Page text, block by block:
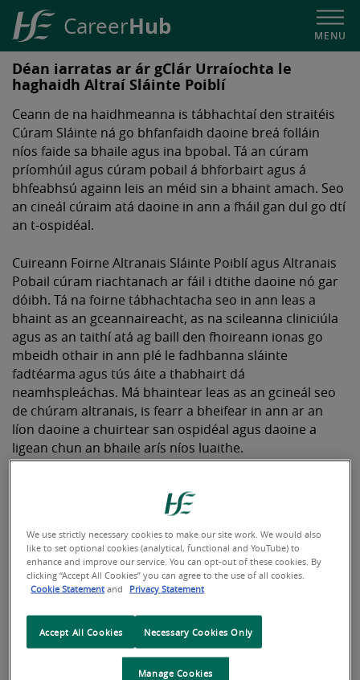
HSE
Career
CareerHub MENU
Déan iarratas ar ár gClár Urraíochta le
haghaidh Altraí Sláinte Poiblí
Ceann de na haidhmeanna is tábhachtaí den straitéis
Cúram Sláinte ná go bhfanfaidh daoine breá folláin
níos faide sa bhaile agus ina bpobal. Tá an cúram
príomhúil agus cúram pobail á bhforbairt agus á
bhfeabhsú againn leis an méid sin a bhaint amach. Seo
an cineál cúraim atá daoine in ann a fháil gan dul go dtí
an t-ospidéal.
Cuireann Foirne Altranais Sláinte Poiblí agus Altranais
Pobail cúram riachtanach ar fáil i dtithe daoine nó gar
dóibh. Tá na foirne tábhachtacha seo in ann leas a
bhaint as an gceannaireacht, as na scileanna cliniciúla
agus as an taithí atá ag baill den fhoireann ionas go
mbeidh othair in ann plé le fadhbanna sláinte
fadtéarma agus tús áite a thabhairt dá
neamhspleáchas. Má bhaintear leas as an gcineál seo
de chúram altranais, is fearr a bheifear in ann ar an
líon daoine a chuirtear san ospidéal agus daoine a
ligean chun an bhaile arís níos luaithe.
Leabhrán Gairme Altranais Sláinte Poiblí &
We use strictly necessary cookies to make our site work. We would also
like to set optional cookies (analytical, functional and YouTube) to
enhance and improve our service. You can opt-out of these cookies. By
clicking “Accept All Cookies” you can agree to the use of all cookies.
Cookie Statement and Privacy Statement
Necessary Cookies Only
Accept All Cookies
Manage Cookies